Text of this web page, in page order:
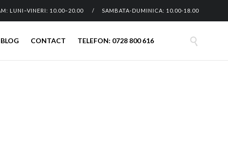
LUNI–VINERI: 10.00–20.00 / SAMBATA-DUMINICA: 10.00-18.00
BLOG CONTACT TELEFON: 0728 800 616 